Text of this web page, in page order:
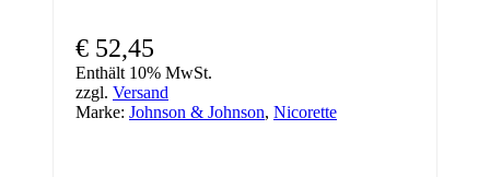
€ 52,45
Enthält 10% MwSt.
zzgl. Versand
Marke: Johnson & Johnson, Nicorette